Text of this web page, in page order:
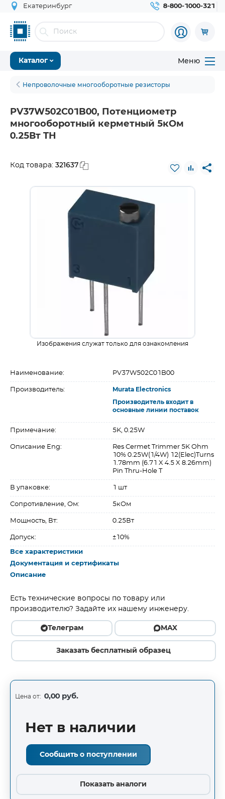
Екатеринбург 8-800-1000-321
Каталог Меню
Непроволочные многооборотные резисторы
PV37W502C01B00, Потенциометр
многооборотный керметный 5кОм
0.25Вт TH
Код товара: 321637
Изображения служат только для ознакомления
Наименование: PV37W502C01B00
Производитель: Murata Electronics
Производитель входит в
основные линии поставок
Примечание: 5K, 0.25W
Описание Eng:
Res Cermet Trimmer 5K Ohm
10% 0.25W(1/4W) 12(Elec)Turns
1.78mm (6.71 X 4.5 X 8.26mm)
Pin Thru-Hole T
В упаковке: 1 шт
Сопротивление, Ом: 5кОм
Мощность, Вт: 0.25Вт
Допуск: ±10%
Все характеристики
Документация и сертификаты
Описание
Есть технические вопросы по товару или
производителю? Задайте их нашему инженеру.
Телеграм MAX
Заказать бесплатный образец
Цена от: 0,00 руб.
Нет в наличии
Сообщить о поступлении
Показать аналоги